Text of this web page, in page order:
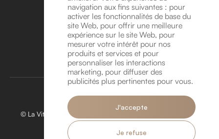
navigation aux fins suivantes : pour
activer les fonctionnalités de base du
site Web, pour offrir une meilleure
expérience sur le site Web, pour
mesurer votre intérêt pour nos
produits et services et pour
personnaliser les interactions
marketing, pour diffuser des
publicités plus pertinentes pour vous.
J'accepte
Je refuse
Coordonnées
Avenue Léonard de Vinci 8A, 1300 Wavre
info@lavitrinehorlogere.be
TVA BE 1016.118.946
Rendez-vous
© La Vitrine Horlogère 2026. Tous droits réservés. Créé par
Politique de confidentialité.